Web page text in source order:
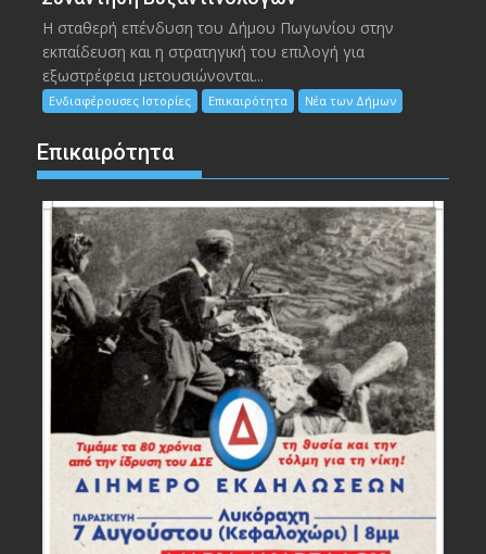
Η σταθερή επένδυση του Δήμου Πωγωνίου στην
εκπαίδευση και η στρατηγική του επιλογή για
εξωστρέφεια μετουσιώνονται...
Ενδιαφέρουσες Ιστορίες Επικαιρότητα Νέα των Δήμων
Επικαιρότητα